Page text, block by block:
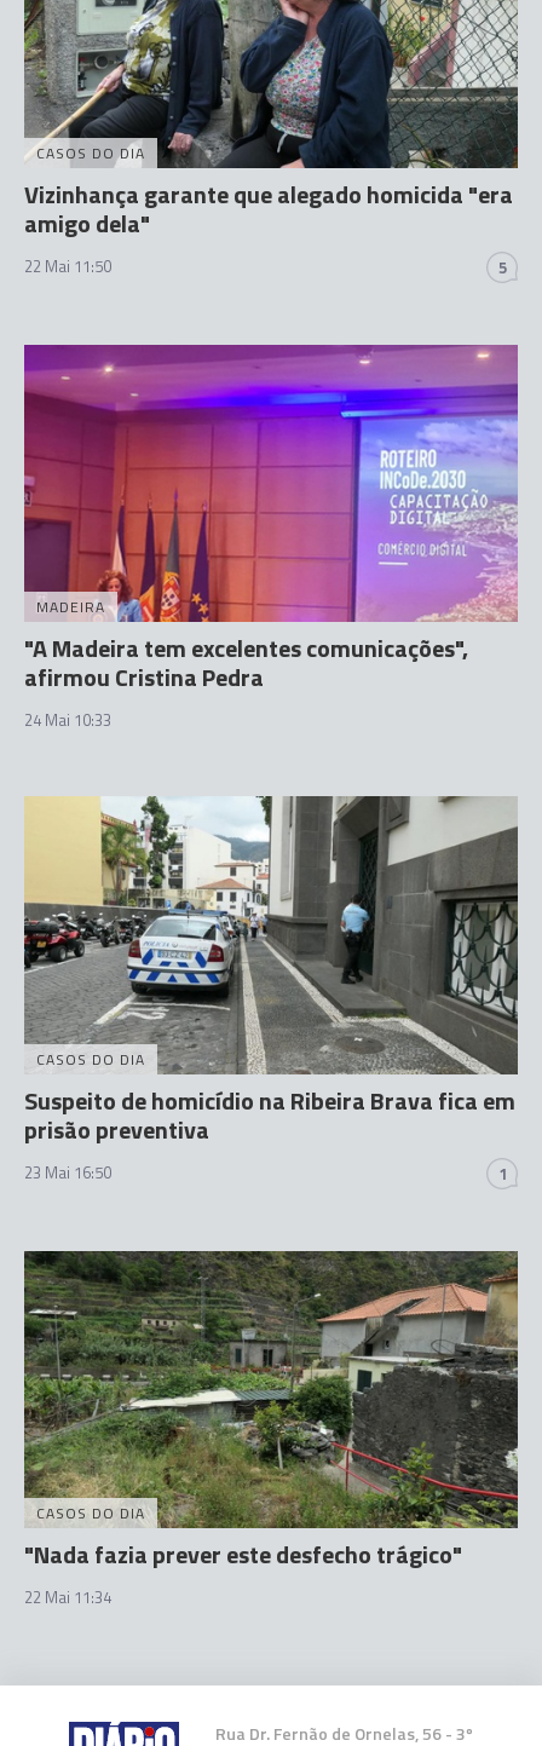
CASOS DO DIA
Vizinhança garante que alegado homicida "era
amigo dela"
22 Mai 11:50 5
MADEIRA
"A Madeira tem excelentes comunicações",
afirmou Cristina Pedra
24 Mai 10:33
CASOS DO DIA
Suspeito de homicídio na Ribeira Brava fica em
prisão preventiva
23 Mai 16:50 1
CASOS DO DIA
"Nada fazia prever este desfecho trágico"
22 Mai 11:34
Rua Dr. Fernão de Ornelas, 56 - 3º